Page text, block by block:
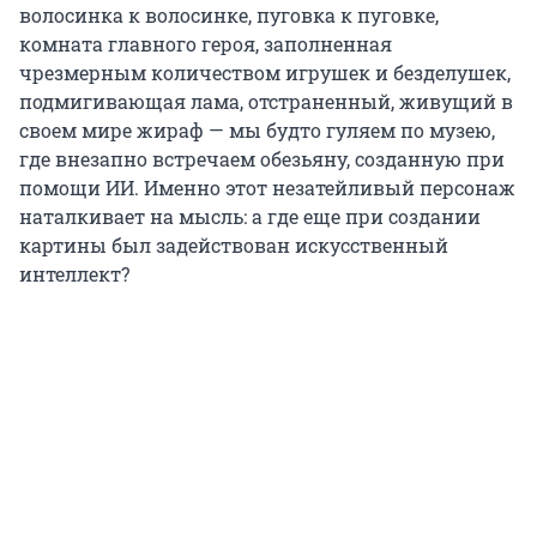
волосинка к волосинке, пуговка к пуговке,
комната главного героя, заполненная
чрезмерным количеством игрушек и безделушек,
подмигивающая лама, отстраненный, живущий в
своем мире жираф — мы будто гуляем по музею,
где внезапно встречаем обезьяну, созданную при
помощи ИИ. Именно этот незатейливый персонаж
наталкивает на мысль: а где еще при создании
картины был задействован искусственный
интеллект?